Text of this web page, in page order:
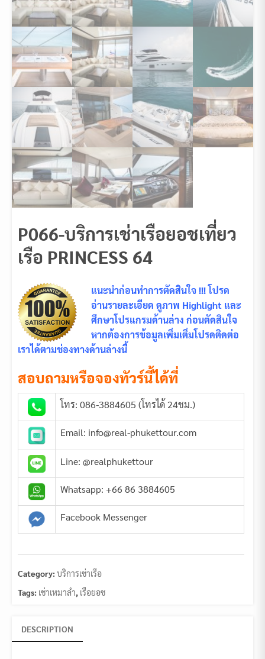
P066-บริการเช่าเรือยอชเที่ยว
เรือ PRINCESS 64
แนะนำก่อนทำการตัดสินใจ !!! โปรด
อ่านรายละเอียด ดูภาพ Highlight และ
ศึกษาโปรแกรมด้านล่าง ก่อนตัดสินใจ
หากต้องการข้อมูลเพิ่มเติ่มโปรดติดต่อ
เราได้ตามช่องทางด้านล่างนี้
สอบถามหรือจองทัวร์นี้ได้ที่
โทร: 086-3884605 (โทรได้ 24ชม.)
Email: info@real-phukettour.com
Line: @realphukettour
Whatsapp: +66 86 3884605
Facebook Messenger
Category: บริการเช่าเรือ
Tags: เช่าเหมาลำ, เรือยอช
DESCRIPTION